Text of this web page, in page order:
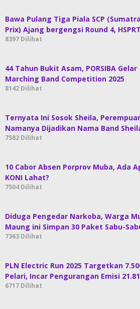
Bawa Pulang Tiga Piala SCP
Prix) Ajang bergengsi Round 4,
8397 Dilihat
44 Tahun Bukit Asam, PORSIBA Gelar
Marching Band Competition 2025
8142 Dilihat
Ternyata Ini Sosok Sheila,
Namanya Dijadikan Nama Band
7582 Dilihat
10 Cabor Absen Porprov Muba, Ada
KONI Lahat?
7504 Dilihat
Diduga Pengedar Narkoba, Warga
Maung ini Simpan 30 Paket Sabu-
7363 Dilihat
PLN Electric Run 2025 Targetkan
Pelari, Incar Pengurangan Emisi
6717 Dilihat